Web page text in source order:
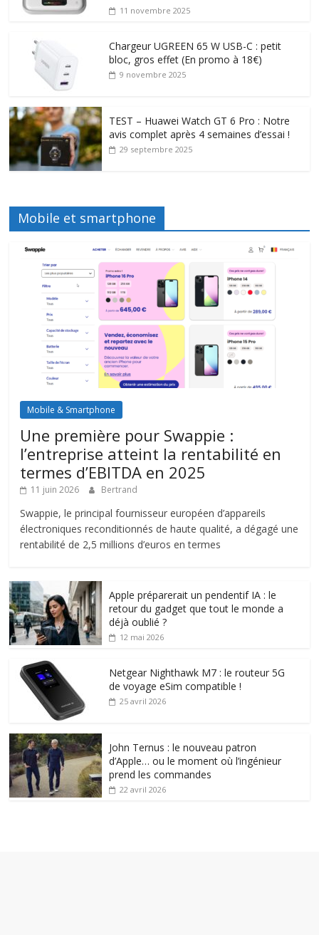
11 novembre 2025
Chargeur UGREEN 65 W USB-C : petit
bloc, gros effet (En promo à 18€)
9 novembre 2025
TEST – Huawei Watch GT 6 Pro : Notre
avis complet après 4 semaines d’essai !
29 septembre 2025
Mobile et smartphone
Mobile & Smartphone
Une première pour Swappie :
l’entreprise atteint la rentabilité en
termes d’EBITDA en 2025
11 juin 2026 Bertrand
Swappie, le principal fournisseur européen d’appareils
électroniques reconditionnés de haute qualité, a dégagé une
rentabilité de 2,5 millions d’euros en termes
Apple préparerait un pendentif IA : le
retour du gadget que tout le monde a
déjà oublié ?
12 mai 2026
Netgear Nighthawk M7 : le routeur 5G
de voyage eSim compatible !
25 avril 2026
John Ternus : le nouveau patron
d’Apple… ou le moment où l’ingénieur
prend les commandes
22 avril 2026